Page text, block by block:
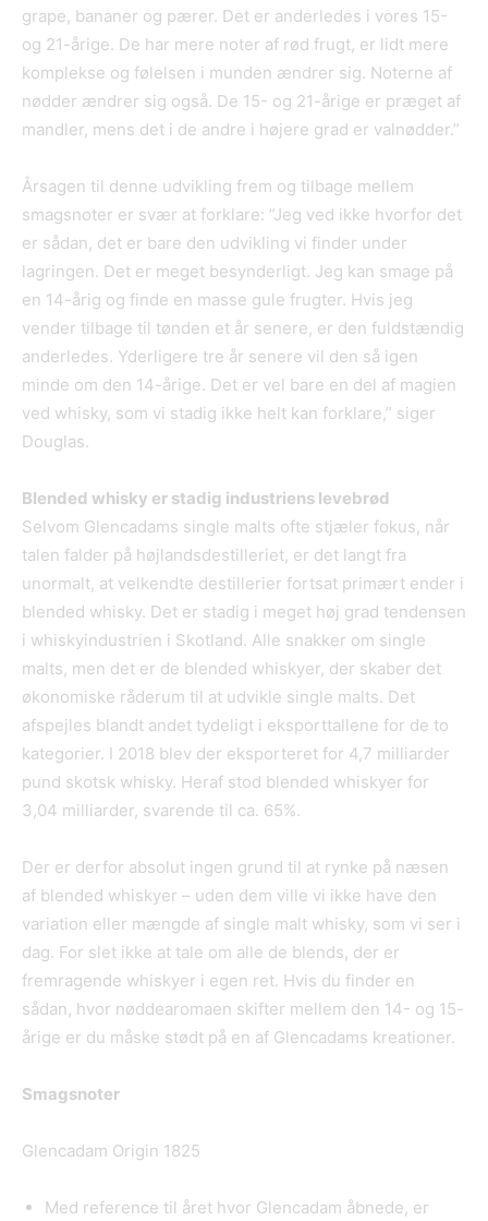
grape, bananer og pærer. Det er anderledes i vores 15-
og 21-årige. De har mere noter af rød frugt, er lidt mere
komplekse og følelsen i munden ændrer sig. Noterne af
nødder ændrer sig også. De 15- og 21-årige er præget af
mandler, mens det i de andre i højere grad er valnødder.”
Årsagen til denne udvikling frem og tilbage mellem
smagsnoter er svær at forklare: ”Jeg ved ikke hvorfor det
er sådan, det er bare den udvikling vi finder under
lagringen. Det er meget besynderligt. Jeg kan smage på
en 14-årig og finde en masse gule frugter. Hvis jeg
vender tilbage til tønden et år senere, er den fuldstændig
anderledes. Yderligere tre år senere vil den så igen
minde om den 14-årige. Det er vel bare en del af magien
ved whisky, som vi stadig ikke helt kan forklare,” siger
Douglas.
Blended whisky er stadig industriens levebrød
Selvom Glencadams single malts ofte stjæler fokus, når
talen falder på højlandsdestilleriet, er det langt fra
unormalt, at velkendte destillerier fortsat primært ender i
blended whisky. Det er stadig i meget høj grad tendensen
i whiskyindustrien i Skotland. Alle snakker om single
malts, men det er de blended whiskyer, der skaber det
økonomiske råderum til at udvikle single malts. Det
afspejles blandt andet tydeligt i eksporttallene for de to
kategorier. I 2018 blev der eksporteret for 4,7 milliarder
pund skotsk whisky. Heraf stod blended whiskyer for
3,04 milliarder, svarende til ca. 65%.
Der er derfor absolut ingen grund til at rynke på næsen
af blended whiskyer – uden dem ville vi ikke have den
variation eller mængde af single malt whisky, som vi ser i
dag. For slet ikke at tale om alle de blends, der er
fremragende whiskyer i egen ret. Hvis du finder en
sådan, hvor nøddearomaen skifter mellem den 14- og 15-
årige er du måske stødt på en af Glencadams kreationer.
Smagsnoter
Glencadam Origin 1825
Med reference til året hvor Glencadam åbnede, er